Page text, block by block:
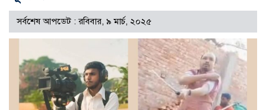
সর্বশেষ আপডেট : রবিবার, ৯ মার্চ, ২০২৫